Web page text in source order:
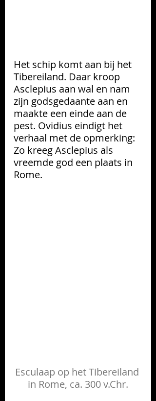
Het schip komt aan bij het
Tibereiland. Daar kroop
Asclepius aan wal en nam
zijn godsgedaante aan en
maakte een einde aan de
pest. Ovidius eindigt het
verhaal met de opmerking:
Zo kreeg Asclepius als
vreemde god een plaats in
Rome.
Esculaap op het Tibereiland
in Rome, ca. 300 v.Chr.